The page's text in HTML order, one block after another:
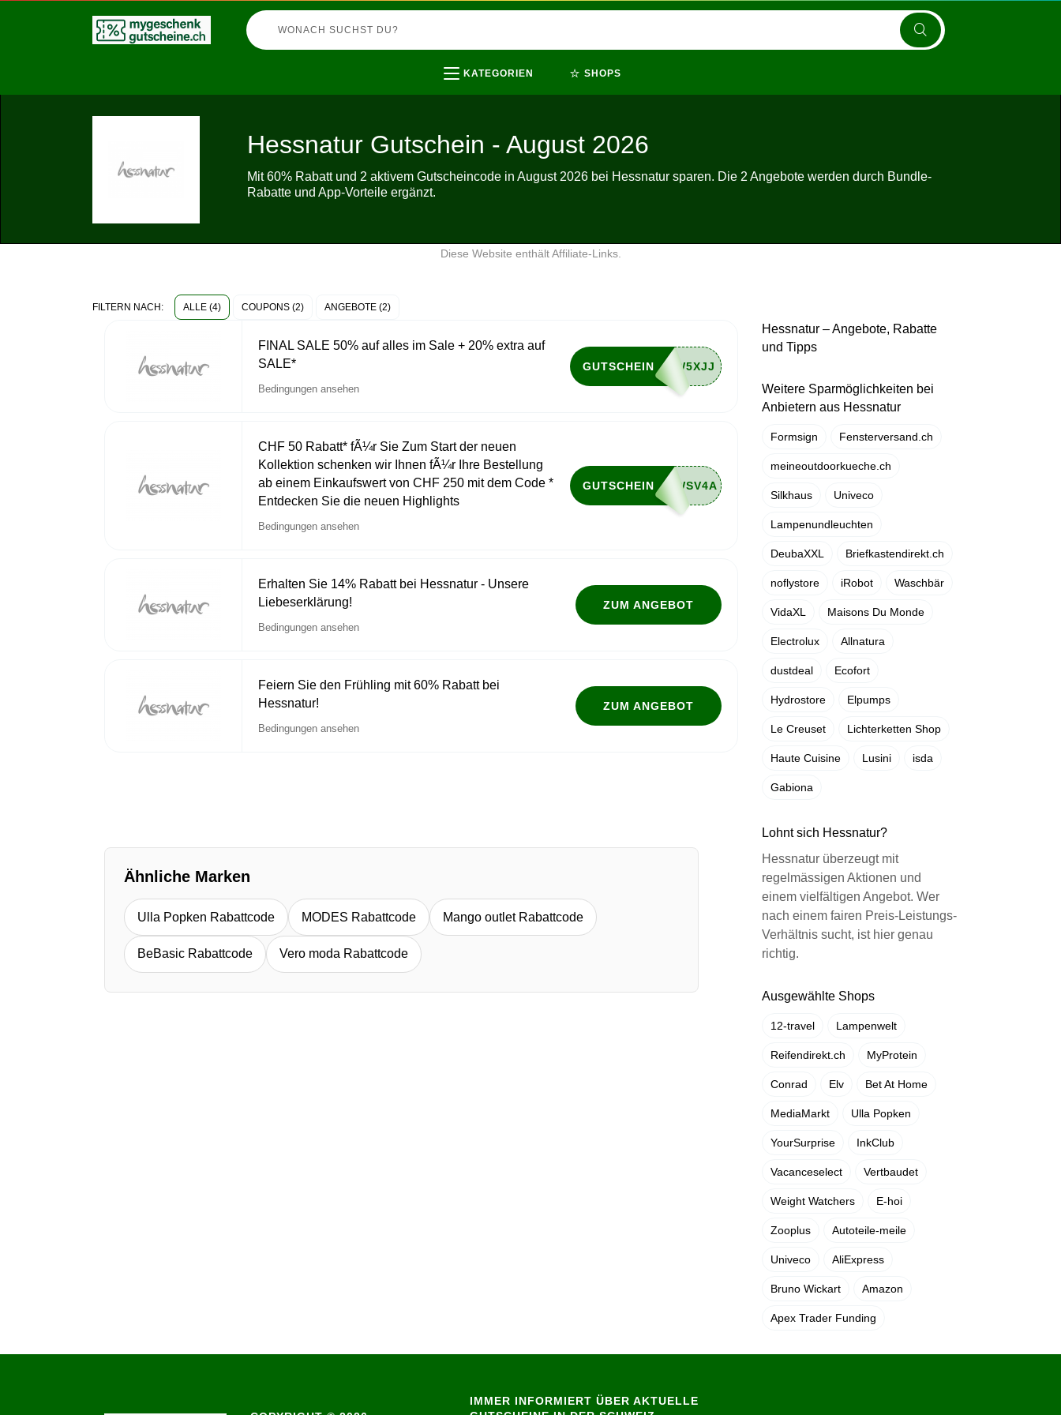
KATEGORIEN ⭐ SHOPS
Hessnatur Gutschein - August 2026
Mit 60% Rabatt und 2 aktivem Gutscheincode in August 2026 bei Hessnatur sparen. Die 2 Angebote werden durch Bundle-
Rabatte und App-Vorteile ergänzt.
Diese Website enthält Affiliate-Links.
FILTERN NACH: ALLE (4) COUPONS (2) ANGEBOTE (2)
FINAL SALE 50% auf alles im Sale + 20% extra auf
SALE*
Bedingungen ansehen
GUTSCHEIN
CHF 50 Rabatt* fÃ¼r Sie Zum Start der neuen
Kollektion schenken wir Ihnen fÃ¼r Ihre Bestellung
ab einem Einkaufswert von CHF 250 mit dem Code *
Entdecken Sie die neuen Highlights
Bedingungen ansehen
GUTSCHEIN
Erhalten Sie 14% Rabatt bei Hessnatur - Unsere
Liebeserklärung!
Bedingungen ansehen
ZUM ANGEBOT
Feiern Sie den Frühling mit 60% Rabatt bei
Hessnatur!
Bedingungen ansehen
ZUM ANGEBOT
Ähnliche Marken
Ulla Popken Rabattcode MODES Rabattcode Mango outlet Rabattcode
BeBasic Rabattcode Vero moda Rabattcode
Hessnatur – Angebote, Rabatte
und Tipps
Weitere Sparmöglichkeiten bei
Anbietern aus Hessnatur
Formsign Fensterversand.ch
meineoutdoorkueche.ch
Silkhaus Univeco
Lampenundleuchten
DeubaXXL Briefkastendirekt.ch
noflystore iRobot Waschbär
VidaXL Maisons Du Monde
Electrolux Allnatura
dustdeal Ecofort
Hydrostore Elpumps
Le Creuset Lichterketten Shop
Haute Cuisine Lusini isda
Gabiona
Lohnt sich Hessnatur?
Hessnatur überzeugt mit
regelmässigen Aktionen und
einem vielfältigen Angebot. Wer
nach einem fairen Preis-Leistungs-
Verhältnis sucht, ist hier genau
richtig.
Ausgewählte Shops
12-travel Lampenwelt
Reifendirekt.ch MyProtein
Conrad Elv Bet At Home
MediaMarkt Ulla Popken
YourSurprise InkClub
Vacanceselect Vertbaudet
Weight Watchers E-hoi
Zooplus Autoteile-meile
Univeco AliExpress
Bruno Wickart Amazon
Apex Trader Funding
IMMER INFORMIERT ÜBER AKTUELLE